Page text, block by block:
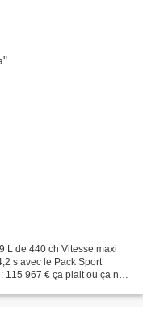
L de 440 ch Vitesse maxi
s avec le Pack Sport
115 967 € ça plait ou ça ne